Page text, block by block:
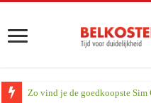
Zo vind je de goedkoopste